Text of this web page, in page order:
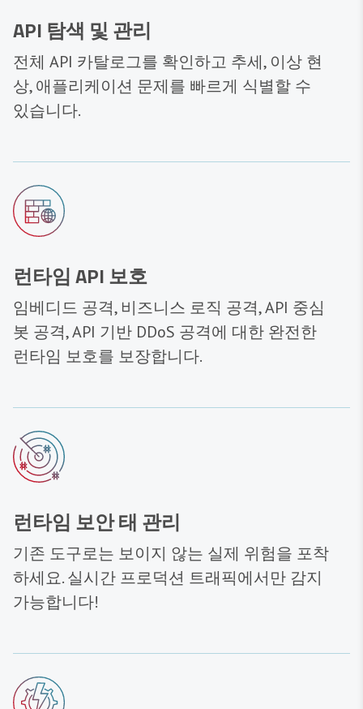
API 탐색 및 관리
전체 API 카탈로그를 확인하고 추세, 이상 현
상, 애플리케이션 문제를 빠르게 식별할 수
있습니다.
런타임 API 보호
임베디드 공격, 비즈니스 로직 공격, API 중심
봇 공격, API 기반 DDoS 공격에 대한 완전한
런타임 보호를 보장합니다.
런타임 보안 태 관리
기존 도구로는 보이지 않는 실제 위험을 포착
하세요. 실시간 프로덕션 트래픽에서만 감지
가능합니다!